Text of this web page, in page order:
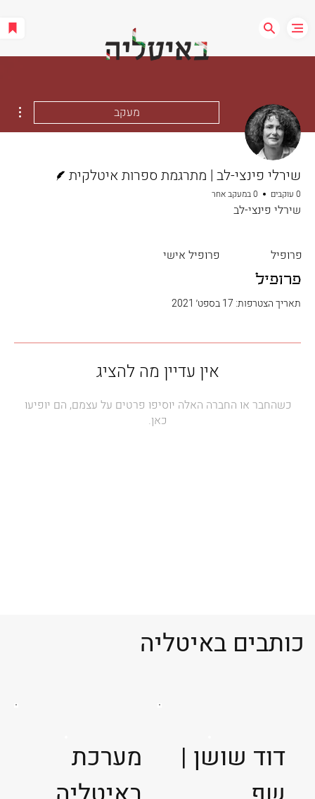
פרופיל
תאריך הצטרפות: 17 בספט׳ 2021
אין עדיין מה להציג
כשהחבר או החברה האלה יוסיפו פרטים על עצמם, הם יופיעו
כאן.
מערכת
דוד שושן |
כותבים באיטליה
מעקב
שירלי פינצי-לב | מתרגמת ספרות איטלקית
0 עוקבים 0 במעקב אחר
שירלי פינצי-לב
פרופיל אישי פרופיל